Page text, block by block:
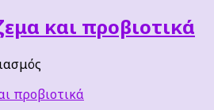
και προβιοτικά
έκζεμα